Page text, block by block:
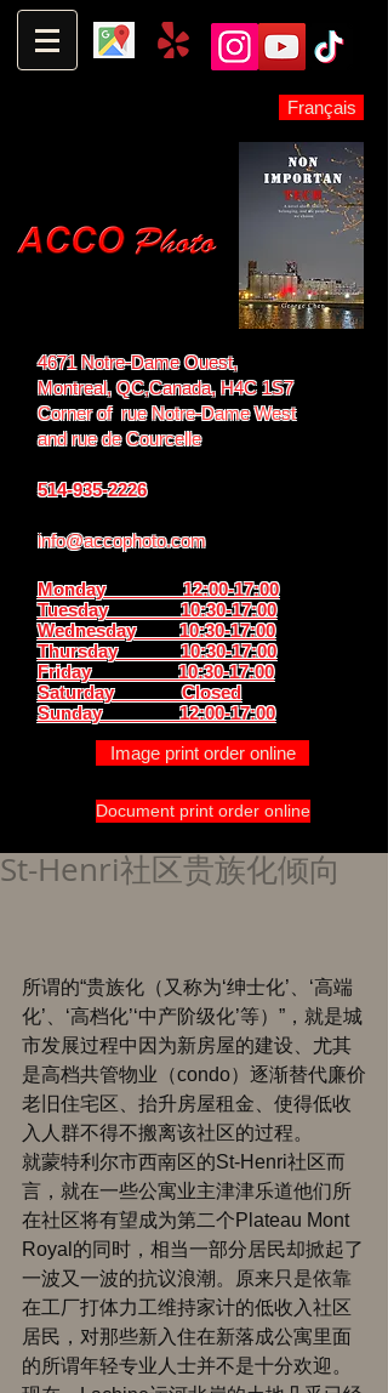
Français
4671 Notre-Dame Ouest,
Montreal, QC,Canada, H4C 1S7
Corner of rue Notre-Dame West
andrue de Courcelle
514-935-2226
info@accophoto.com
Monday 12:00-17:00
Tuesday 10:30-17:00
Wednesday 10:30-17:00
Thursday 10:30-17:00
Friday 10:30-17:00
Saturday Closed
Sunday 12:00-17:00
Image print order online
Document print order online
St-Henri社区贵族化倾向
所谓的“贵族化（又称为‘绅士化’、‘高端
化’、‘高档化’‘中产阶级化’等）”，就是城
市发展过程中因为新房屋的建设、尤其
是高档共管物业（condo）逐渐替代廉价
老旧住宅区、抬升房屋租金、使得低收
入人群不得不搬离该社区的过程。
就蒙特利尔市西南区的St-Henri社区而
言，就在一些公寓业主津津乐道他们所
在社区将有望成为第二个Plateau Mont
Royal的同时，相当一部分居民却掀起了
一波又一波的抗议浪潮。原来只是依靠
在工厂打体力工维持家计的低收入社区
居民，对那些新入住在新落成公寓里面
的所谓年轻专业人士并不是十分欢迎。